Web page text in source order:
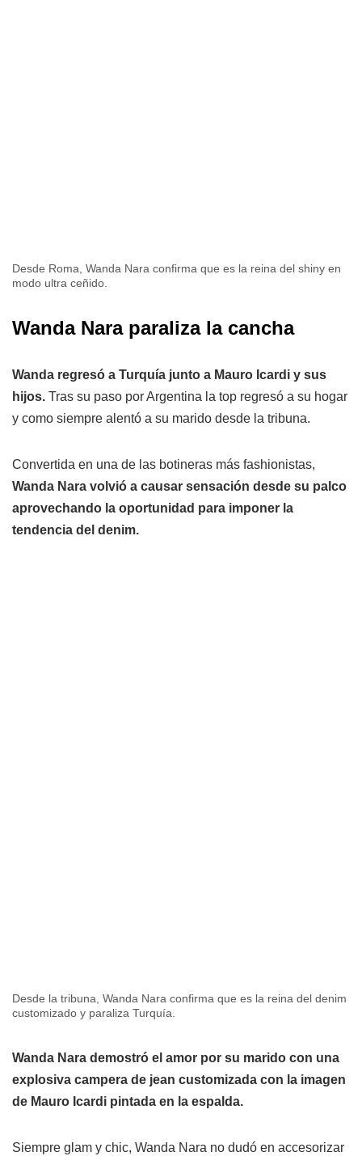
Desde Roma, Wanda Nara confirma que es la reina del shiny en
modo ultra ceñido.
Wanda Nara paraliza la cancha
Wanda regresó a Turquía junto a Mauro Icardi y sus
hijos. Tras su paso por Argentina la top regresó a su hogar
y como siempre alentó a su marido desde la tribuna.
Convertida en una de las botineras más fashionistas,
Wanda Nara volvió a causar sensación desde su palco
aprovechando la oportunidad para imponer la
tendencia del denim.
Desde la tribuna, Wanda Nara confirma que es la reina del denim
customizado y paraliza Turquía.
Wanda Nara demostró el amor por su marido con una
explosiva campera de jean customizada con la imagen
de Mauro Icardi pintada en la espalda.
Siempre glam y chic, Wanda Nara no dudó en accesorizar